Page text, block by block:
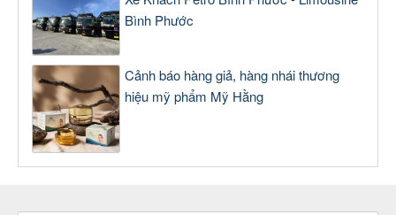
Bình Phước
Cảnh báo hàng giả, hàng nhái thương
hiệu mỹ phẩm Mỹ Hằng